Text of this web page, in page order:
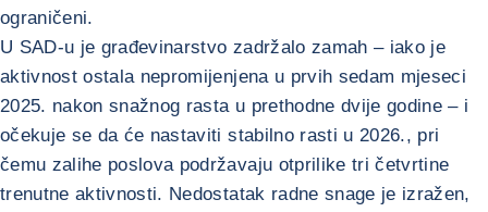
ograničeni.
U SAD-u je građevinarstvo zadržalo zamah – iako je
aktivnost ostala nepromijenjena u prvih sedam mjeseci
2025. nakon snažnog rasta u prethodne dvije godine – i
očekuje se da će nastaviti stabilno rasti u 2026., pri
čemu zalihe poslova podržavaju otprilike tri četvrtine
trenutne aktivnosti. Nedostatak radne snage je izražen,